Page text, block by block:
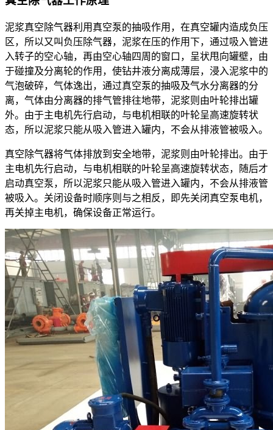
泥浆真空除气器利用真空泵的抽吸作用，在真空罐内造成负压
区，所以又叫负压除气器，泥浆在压的作用下，通过吸入管进
入转子的空心轴，再由空心轴四周的窗口，呈状甩向罐壁，由
于碰撞及分离轮的作用，使钻井液分离成薄层，浸入泥浆中的
气泡破碎，气体逸出，通过真空泵的抽吸及气水分离器的分
离，气体由分离器的排气管排往地带，泥浆则由叶轮排出罐
外。由于主电机先行启动，与电机相联的叶轮呈高速旋转状
态，所以泥浆只能从吸入管进入罐内，不会从排液管被吸入。
真空除气器将气体排放到安全地带，泥浆则由叶轮排出。由于
主电机先行启动，与电机相联的叶轮呈高速旋转状态，随后才
启动真空泵，所以泥浆只能从吸入管进入罐内，不会从排液管
被吸入。关闭设备时顺序则与之相反，即先关闭真空泵电机，
再关掉主电机，确保设备正常运行。